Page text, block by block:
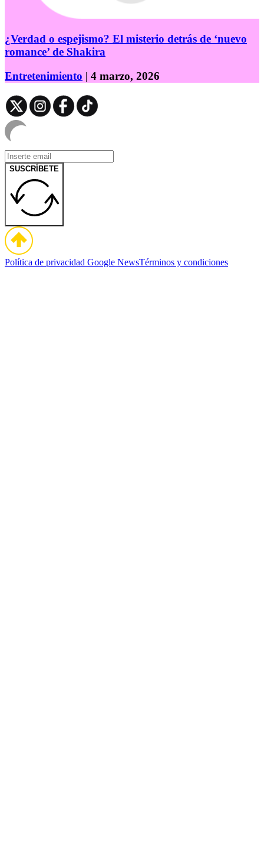
¿Verdad o espejismo? El misterio detrás de ‘nuevo
romance’ de Shakira
Entretenimiento | 4 marzo, 2026
SUSCRÍBETE
Política de privacidad Google NewsTérminos y condiciones